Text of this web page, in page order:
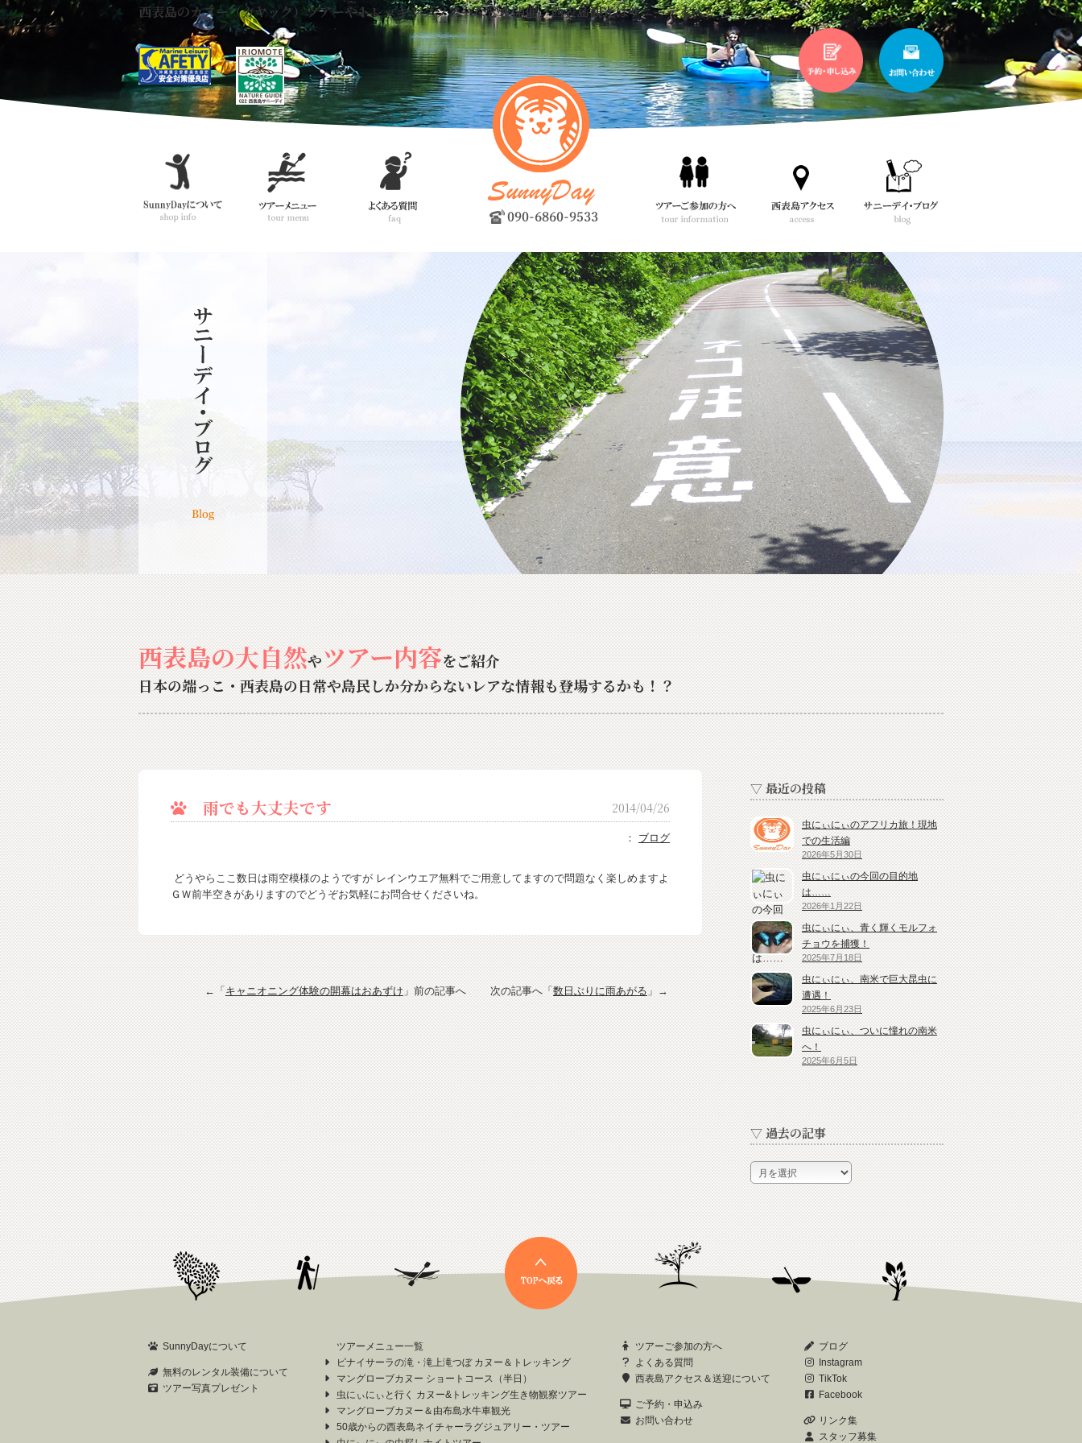
西表島のカヌー（カヤック）ツアーやトレッキングツアーなどを開催。西表島観光はサニーデイへ！
西表島の大自然やツアー内容をご紹介
日本の端っこ・西表島の日常や島民しか分からないレアな情報も登場するかも！？
雨でも大丈夫です 2014/04/26
： ブログ
どうやらここ数日は雨空模様のようですが レインウエア無料でご用意してますので問題なく楽しめますよ
ＧＷ前半空きがありますのでどうぞお気軽にお問合せくださいね。
←「キャニオニング体験の開幕はおあずけ」前の記事へ 次の記事へ「数日ぶりに雨あがる」→
▽ 最近の投稿
虫にぃにぃのアフリカ旅！現地
での生活編
2026年5月30日
虫にぃにぃの今回の目的地
は……
2026年1月22日
虫にぃにぃ、青く輝くモルフォ
チョウを捕獲！
2025年7月18日
虫にぃにぃ、南米で巨大昆虫に
遭遇！
2025年6月23日
虫にぃにぃ、ついに憧れの南米
へ！
2025年6月5日
▽ 過去の記事
▽
過
去
の
記
事
SunnyDayについて
無料のレンタル装備について
ツアー写真プレゼント
ツアーメニュー一覧
ピナイサーラの滝・滝上滝つぼ カヌー＆トレッキング
マングローブカヌー ショートコース（半日）
虫にぃにぃと行く カヌー&トレッキング生き物観察ツアー
マングローブカヌー＆由布島水牛車観光
50歳からの西表島ネイチャーラグジュアリー・ツアー
ツアーご参加の方へ
よくある質問
西表島アクセス＆送迎について
ご予約・申込み
お問い合わせ
ブログ
Instagram
TikTok
Facebook
リンク集
スタッフ募集